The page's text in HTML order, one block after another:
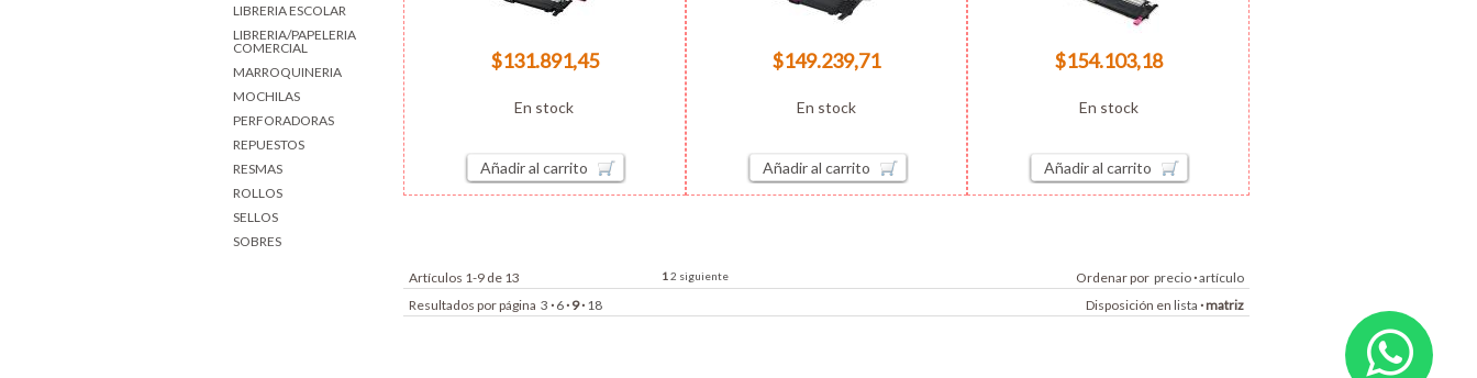
LIBRERIA ESCOLAR
LIBRERIA/PAPELERIA
COMERCIAL
MARROQUINERIA
MOCHILAS
PERFORADORAS
REPUESTOS
RESMAS
ROLLOS
SELLOS
SOBRES
$131.891,45
En stock
Añadir al carrito
$149.239,71
En stock
Añadir al carrito
$154.103,18
En stock
Añadir al carrito
Artículos 1-9 de 13 1 2 siguiente Ordenar por precio·artículo
Resultados por página 3 · 6· 9· 18 Disposición en lista ·matriz